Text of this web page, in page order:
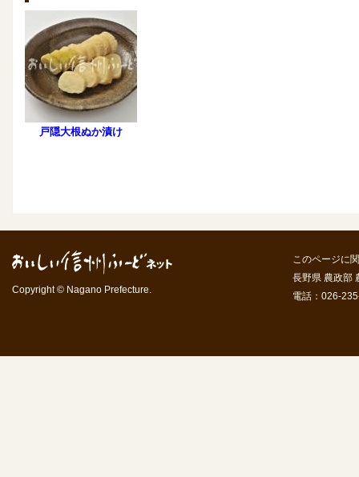
戸隠大根ぬか漬け
Copyright © Nagano Prefecture.
このページに
長野県 農政部
電話：026-